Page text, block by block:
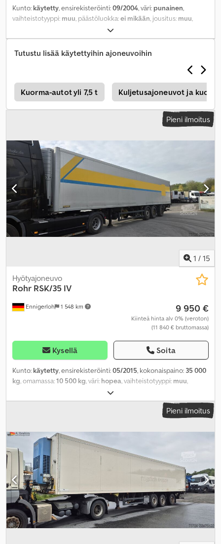
Kunto: käytetty, ensirekisteröinti:09/2004, väri: punainen,
vaihteistotyyppi: muu, päästöluokka:ei mikään, jousitus: muu,
Tutustu lisää käytettyihin ajoneuvoihin
Kuorma-autot yli 7,5 t Kuljetusajoneuvot ja
Pieni ilmoitus
1 / 15
Ennigerloh 1 548 km
Hyötyajoneuvo
Rohr RSK/35 IV
9 950 €
Kiinteä hinta alv 0% (veroton)
(11 840 € bruttomassa)
Kysellä Soita
Kunto: käytetty, ensirekisteröinti:05/2015, kokonaispaino: 35 000
kg, omamassa:10 500 kg, väri: hopea, vaihteistotyyppi: muu,
, maksimi kuormauspaino:
seuraava tarkastus (TÜV):05/2026, jousitus:muu, renkaan koko:
385/65R22,5 160J,
Pieni ilmoitus